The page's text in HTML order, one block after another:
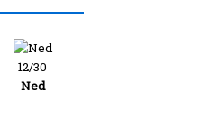
12/30
Ned